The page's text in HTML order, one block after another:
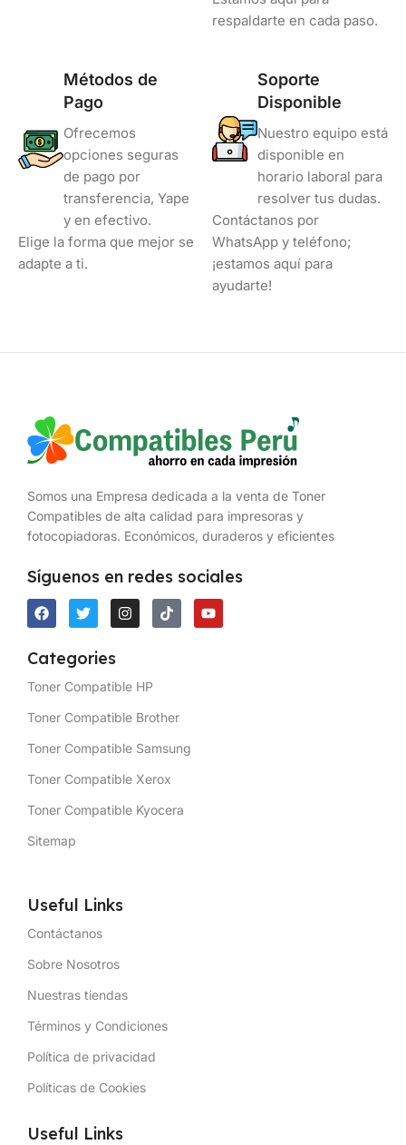
respaldarte en cada paso.
Métodos de
Pago
Ofrecemos
opciones seguras
de pago por
transferencia, Yape
y en efectivo.
Elige la forma que mejor se
adapte a ti.
Soporte
Disponible
Nuestro equipo está
disponible en
horario laboral para
resolver tus dudas.
Contáctanos por
WhatsApp y teléfono;
¡estamos aquí para
ayudarte!
Somos una Empresa dedicada a la venta de Toner
Compatibles de alta calidad para impresoras y
fotocopiadoras. Económicos, duraderos y eficientes
Síguenos en redes sociales
Categories
Toner Compatible HP
Toner Compatible Brother
Toner Compatible Samsung
Toner Compatible Xerox
Toner Compatible Kyocera
Sitemap
Useful Links
Contáctanos
Sobre Nosotros
Nuestras tiendas
Términos y Condiciones
Política de privacidad
Políticas de Cookies
Useful Links